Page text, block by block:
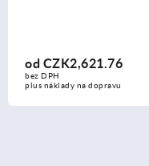
odCZK331.47
bez DPH
plus náklady na dopravu